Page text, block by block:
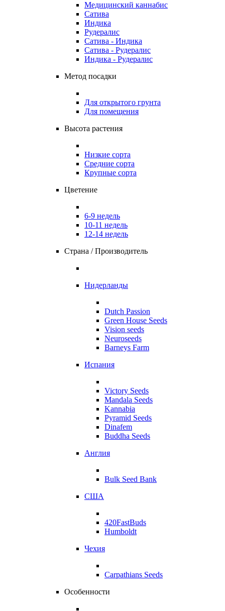
Медицинский каннабис
Сатива
Индика
Рудералис
Сатива - Индика
Сатива - Рудералис
Индика - Рудералис
Метод посадки
Для открытого грунта
Для помещения
Высота растения
Низкие сорта
Средние сорта
Крупные сорта
Цветение
6-9 недель
10-11 недель
12-14 недель
Страна / Производитель
Нидерланды
Dutch Passion
Green House Seeds
Vision seeds
Neuroseeds
Barneys Farm
Испания
Victory Seeds
Mandala Seeds
Kannabia
Pyramid Seeds
Dinafem
Buddha Seeds
Англия
Bulk Seed Bank
США
420FastBuds
Humboldt
Чехия
Carpathians Seeds
Особенности